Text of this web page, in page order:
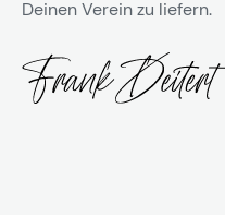
Deinen Verein zu liefern.